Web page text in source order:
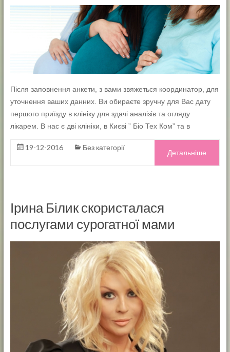
Після заповнення анкети, з вами звяжеться координатор, для
уточнення ваших данних. Ви обираєте зручну для Вас дату
першого приїзду в клініку для здачі аналізів та огляду
лікарем. В нас є дві клініки, в Києві ” Біо Тех Ком” та в
19-12-2016 Без категорії
Детальніше
Ірина Білик скористалася
послугами сурогатної мами